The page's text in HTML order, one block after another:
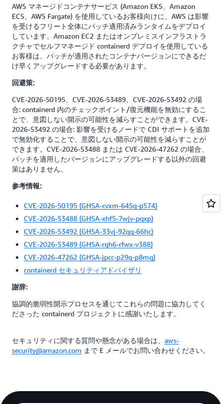
AWS マネージドコンテナサービス (Amazon EKS、Amazon
ECS、AWS Fargate) を使用しているお客様向けに、AWS は影響
を受けるフリート全体にパッチ適用済みランタイムをデプロイ
しています。Amazon EC2 またはオンプレミスインフラストラ
クチャでセルフマネージド containerd デプロイを使用している
お客様は、パッチが適用されたコンテナバージョンにできるだ
け早くアップグレードする必要があります。
回避策:
CVE-2026-50195、CVE-2026-53489、CVE-2026-53492 の場
合: containerd 内のチェックポイント/復元機能を無効にするこ
とで、意図しない開示の可能性を減らすことができます。CVE-
2026-53492 の場合: 影響を受けるノードで CDI サポートを追加
で無効化することで、意図しない開示の可能性を減らすことが
できます。CVE-2026-53488 または CVE-2026-47262 の場合、
パッチを適用したバージョンにアップグレードする以外の回避
策はありません。
参考情報:
CVE-2026-50195 (GHSA-cvxm-645q-p574)
CVE-2026-53488 (GHSA-xhf5-7wjv-pqxp)
CVE-2026-53492 (GHSA-33vj-92qq-66hc)
CVE-2026-53489 (GHSA-rgh6-rfwx-v388)
CVE-2026-47262 (GHSA-jpcc-p29g-p8mq)
containerd セキュリティアドバイザリ
謝辞:
協調的脆弱性開示プロセスを通じてこれらの問題に協力してく
ださった containerd プロジェクトに感謝いたします。
セキュリティに関する質問や懸念がある場合は、 aws-
security@amazon.com まで E メールでお問い合わせください。